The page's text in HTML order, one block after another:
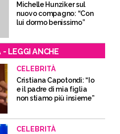
Michelle Hunziker sul
nuovo compagno: “Con
lui dormo benissimo”
- LEGGI ANCHE
CELEBRITÀ
Cristiana Capotondi: “Io
e il padre di mia figlia
non stiamo più insieme”
CELEBRITÀ